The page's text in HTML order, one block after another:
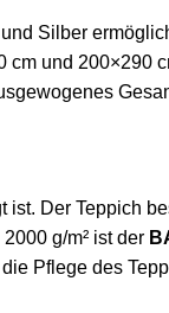
Silber
und 200×290
Der Teppich
g/m² ist der
Pflege des